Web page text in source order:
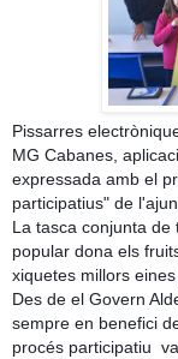
Pissarres
MG Cabanes,
expressada amb el
participatius" de
La tasca conjunta
popular dona els
xiquetes millors
Des de el Govern
sempre en benefici
procés participatiu